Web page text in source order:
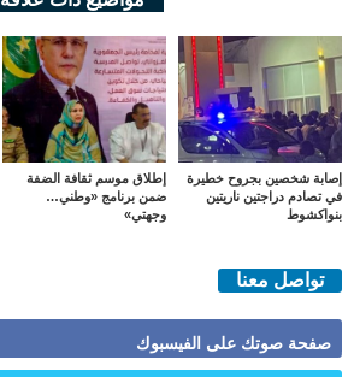
إصابة شخصين بجروح خطيرة
في تصادم دراجتين ناريتين
بنواكشوط
إطلاق موسم ثقافة الضفة
ضمن برنامج «وطني…
وجهتي»
تواصل معنا
صفحة صوتك على الفيسبوك